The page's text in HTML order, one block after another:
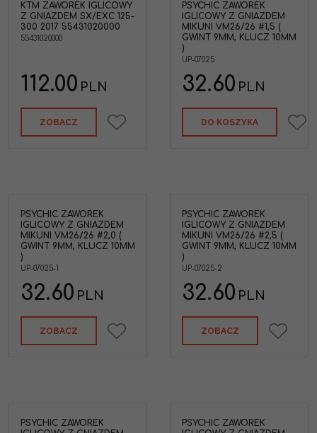
KTM ZAWOREK IGLICOWY
Z GNIAZDEM SX/EXC 125-
300 2017 55431020000
55431020000
112.00 PLN
ZOBACZ
PSYCHIC ZAWOREK
IGLICOWY Z GNIAZDEM
MIKUNI VM26/26 #1,5 (
GWINT 9MM, KLUCZ 10MM
)
UP-07025
32.60 PLN
DO KOSZYKA
PSYCHIC ZAWOREK
IGLICOWY Z GNIAZDEM
MIKUNI VM26/26 #2,0 (
GWINT 9MM, KLUCZ 10MM
)
UP-07025-1
32.60 PLN
ZOBACZ
PSYCHIC ZAWOREK
IGLICOWY Z GNIAZDEM
MIKUNI VM26/26 #2,5 (
GWINT 9MM, KLUCZ 10MM
)
UP-07025-2
32.60 PLN
ZOBACZ
PSYCHIC ZAWOREK
PSYCHIC ZAWOREK